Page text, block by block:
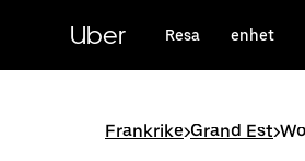
huvudinnehållet
Uber Resa enhet
Frankrike>Grand Est>